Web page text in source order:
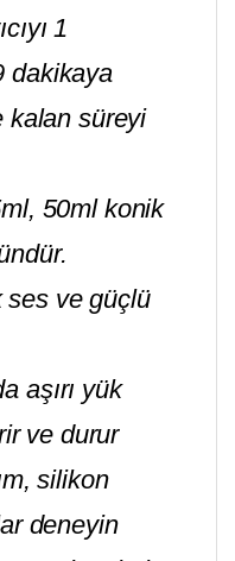
1
dakikaya
kalan süreyi
50ml konik
ses ve güçlü
aşırı yük
ve durur
silikon
deneyin